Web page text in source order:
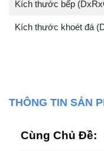
Kích thước bếp
Kích thước khoét đá
THÔNG TIN SẢN
Cùng Chủ Đề: